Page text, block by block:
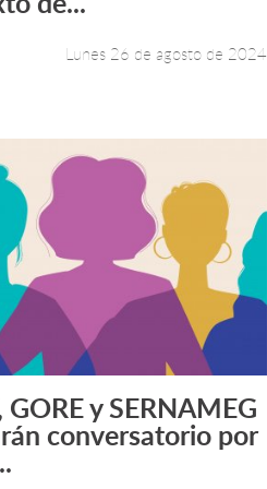
Lunes 26 de agosto de 2024
Leer más +
GORE y SERNAMEG
conversatorio por